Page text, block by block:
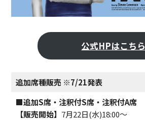
公式HPはこちら
追加席種販売 ※7/21発表
■追加S席・注釈付S席・注釈付A席
【販売開始】 7月22日(水)18:00〜